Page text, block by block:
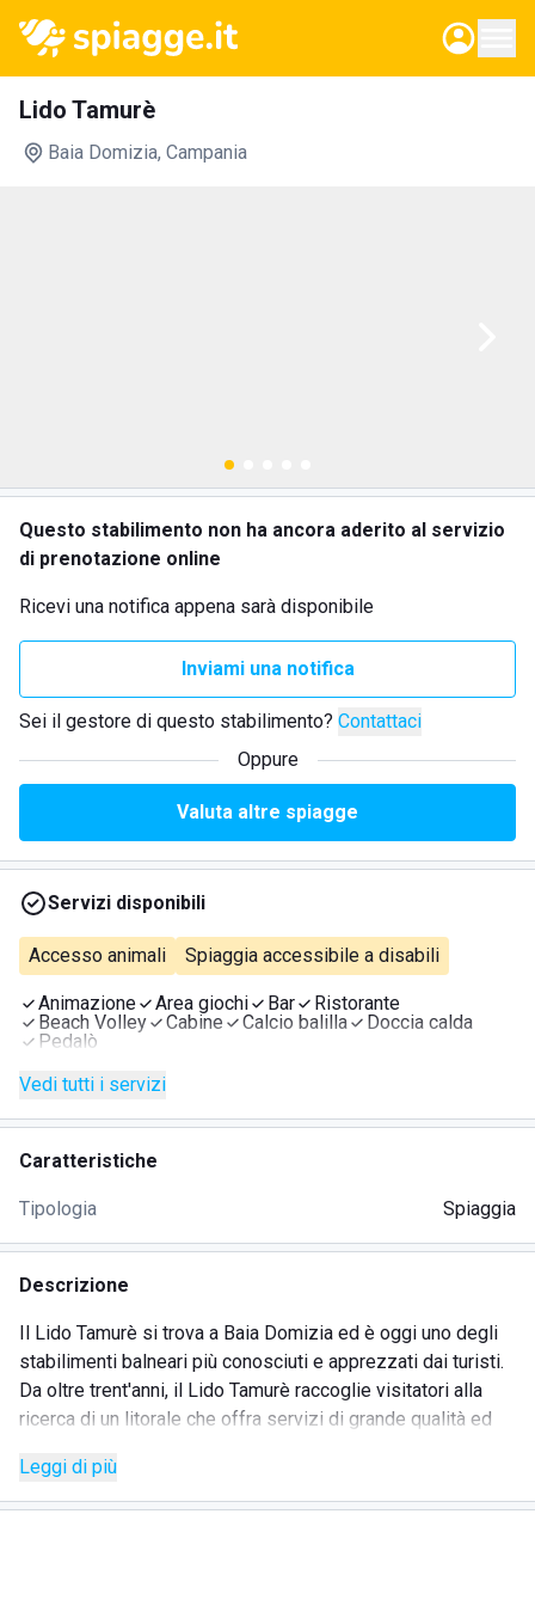
Lido Tamurè
Baia Domizia, Campania
Questo stabilimento non ha ancora aderito al servizio
di prenotazione online
Ricevi una notifica appena sarà disponibile
Inviami una notifica
Sei il gestore di questo stabilimento? Contattaci
Oppure
Valuta altre spiagge
Servizi disponibili
Accesso animali Spiaggia accessibile a disabili
Animazione Area giochi Bar
Ristorante
Beach Volley
Cabine Calcio balilla
Doccia calda
Pedalò
Vedi tutti i servizi
Caratteristiche
Tipologia Spiaggia
Descrizione
Il Lido Tamurè si trova a Baia Domizia ed è oggi uno degli
stabilimenti balneari più conosciuti e apprezzati dai turisti.
Da oltre trent'anni, il Lido Tamurè raccoglie visitatori alla
ricerca di un litorale che offra servizi di grande qualità ed
Situato vicino al Parco dei Lecci, il Lido Tamurè sorge sulle
Leggi di più